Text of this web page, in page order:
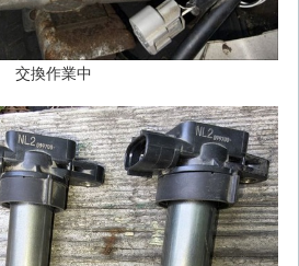
交換作業中